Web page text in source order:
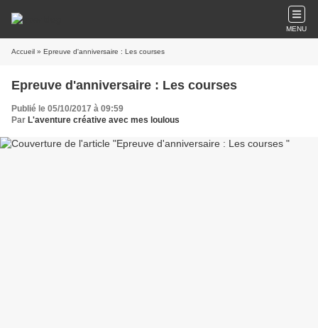
MENU
Accueil » Epreuve d'anniversaire : Les courses
Epreuve d'anniversaire : Les courses
Publié le 05/10/2017 à 09:59
Par L'aventure créative avec mes loulous